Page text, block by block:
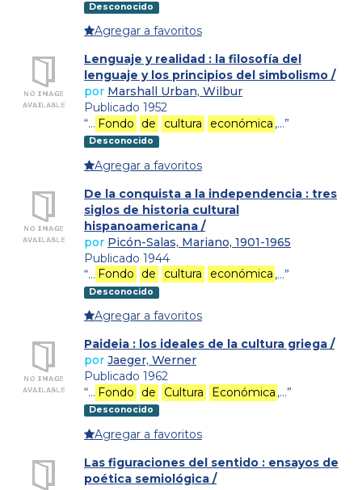
Desconocido
Agregar a favoritos
Lenguaje y realidad : la filosofía del
lenguaje y los principios del simbolismo /
por Marshall Urban, Wilbur
Publicado 1952
“… Fondo de cultura económica ,…”
Desconocido
Agregar a favoritos
De la conquista a la independencia : tres
siglos de historia cultural
hispanoamericana /
por Picón-Salas, Mariano, 1901-1965
Publicado 1944
“… Fondo de cultura económica ,…”
Desconocido
Agregar a favoritos
Paideia : los ideales de la cultura griega /
por Jaeger, Werner
Publicado 1962
“… Fondo de Cultura Económica ,…”
Desconocido
Agregar a favoritos
Las figuraciones del sentido : ensayos de
poética semiológica /